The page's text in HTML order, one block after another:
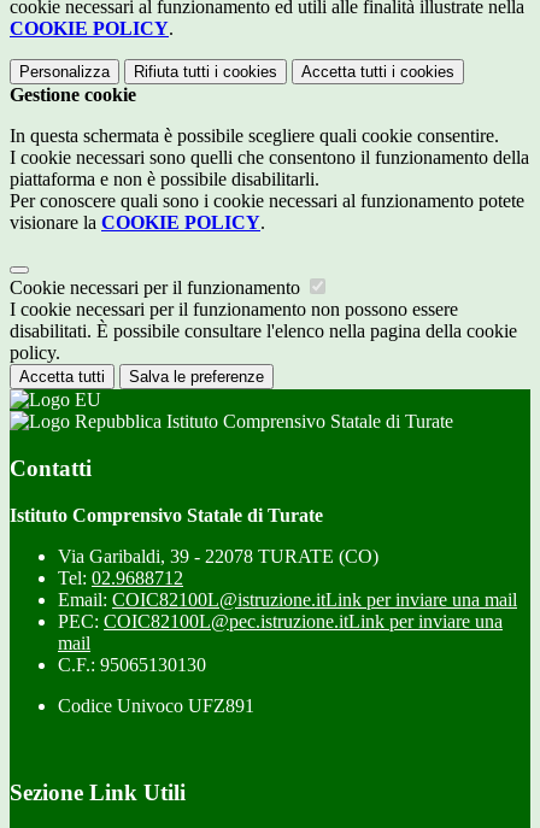
cookie necessari al funzionamento ed utili alle finalità illustrate nella
COOKIE POLICY.
Personalizza Rifiuta tutti i cookies Accetta tutti i cookies
Gestione cookie
In questa schermata è possibile scegliere quali cookie consentire.
I cookie necessari sono quelli che consentono il funzionamento della
piattaforma e non è possibile disabilitarli.
Per conoscere quali sono i cookie necessari al funzionamento potete
visionare la COOKIE POLICY.
Cookie necessari per il funzionamento
I cookie necessari per il funzionamento non possono essere
disabilitati. È possibile consultare l'elenco nella pagina della cookie
policy.
Accetta tutti Salva le preferenze
Istituto Comprensivo Statale di Turate
Contatti
Istituto Comprensivo Statale di Turate
Via Garibaldi, 39 - 22078 TURATE (CO)
Tel: 02.9688712
Email: COIC82100L@istruzione.itLink per inviare una mail
PEC: COIC82100L@pec.istruzione.itLink per inviare una
mail
C.F.: 95065130130
Codice Univoco UFZ891
Sezione Link Utili